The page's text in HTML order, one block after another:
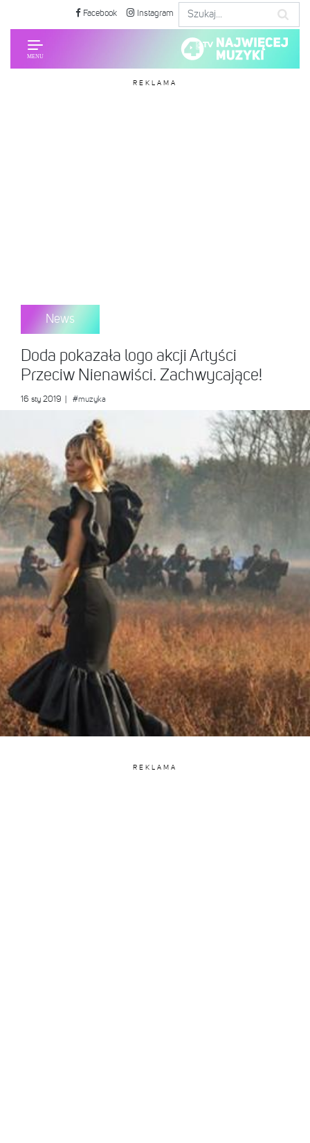
Facebook Instagram
REKLAMA
News
Doda pokazała logo akcji Artyści
Przeciw Nienawiści. Zachwycające!
16 sty 2019 #muzyka
REKLAMA